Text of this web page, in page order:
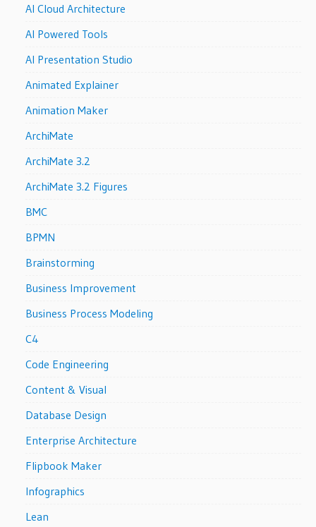
AI Cloud Architecture
AI Powered Tools
AI Presentation Studio
Animated Explainer
Animation Maker
ArchiMate
ArchiMate 3.2
ArchiMate 3.2 Figures
BMC
BPMN
Brainstorming
Business Improvement
Business Process Modeling
C4
Code Engineering
Content & Visual
Database Design
Enterprise Architecture
Flipbook Maker
Infographics
Lean